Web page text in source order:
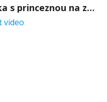
Prohlídka s princeznou na zámku Stekník
video